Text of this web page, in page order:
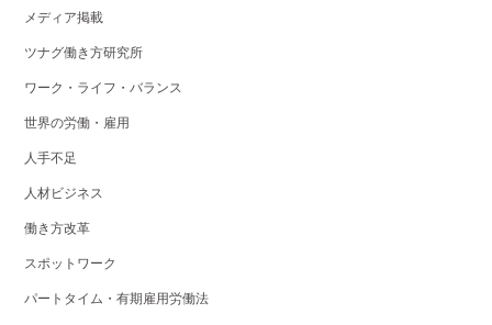
メディア掲載
ツナグ働き方研究所
ワーク・ライフ・バランス
世界の労働・雇用
人手不足
人材ビジネス
働き方改革
スポットワーク
パートタイム・有期雇用労働法